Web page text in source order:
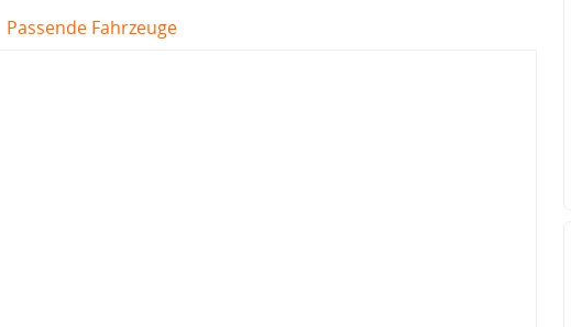
Passende Fahrzeuge